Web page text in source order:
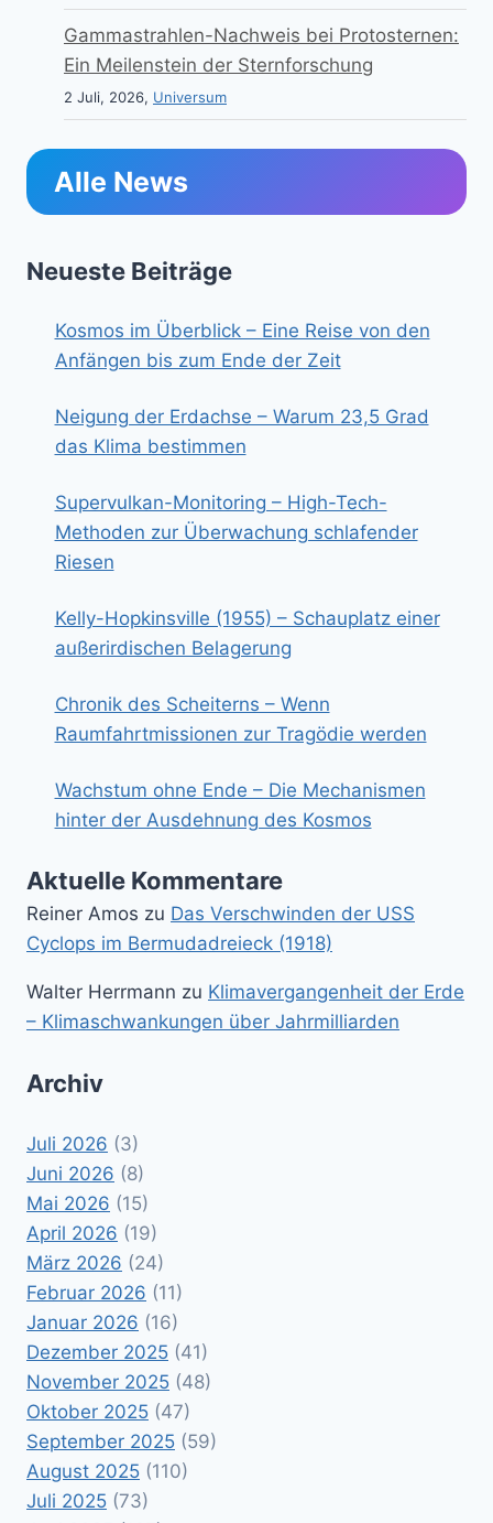
Gammastrahlen-Nachweis bei Protosternen:
Ein Meilenstein der Sternforschung
2 Juli, 2026, Universum
Alle News
Neueste Beiträge
Kosmos im Überblick – Eine Reise von den
Anfängen bis zum Ende der Zeit
Neigung der Erdachse – Warum 23,5 Grad
das Klima bestimmen
Supervulkan-Monitoring – High-Tech-
Methoden zur Überwachung schlafender
Riesen
Kelly-Hopkinsville (1955) – Schauplatz einer
außerirdischen Belagerung
Chronik des Scheiterns – Wenn
Raumfahrtmissionen zur Tragödie werden
Wachstum ohne Ende – Die Mechanismen
hinter der Ausdehnung des Kosmos
Aktuelle Kommentare
Reiner Amos zu Das Verschwinden der USS
Cyclops im Bermudadreieck (1918)
Walter Herrmann zu Klimavergangenheit der Erde
– Klimaschwankungen über Jahrmilliarden
Archiv
Juli 2026 (3)
Juni 2026 (8)
Mai 2026 (15)
April 2026 (19)
März 2026 (24)
Februar 2026 (11)
Januar 2026 (16)
Dezember 2025 (41)
November 2025 (48)
Oktober 2025 (47)
September 2025 (59)
August 2025 (110)
Juli 2025 (73)